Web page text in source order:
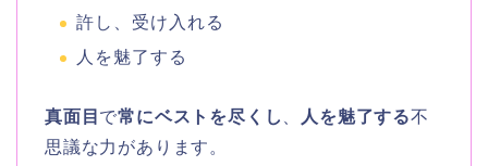
許し、受け入れる
人を魅了する
真面目 で常にベストを尽くし 、 人を魅了する不
思議な力があります。